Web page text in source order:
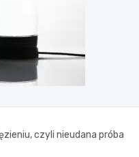
czyli nieudana próba